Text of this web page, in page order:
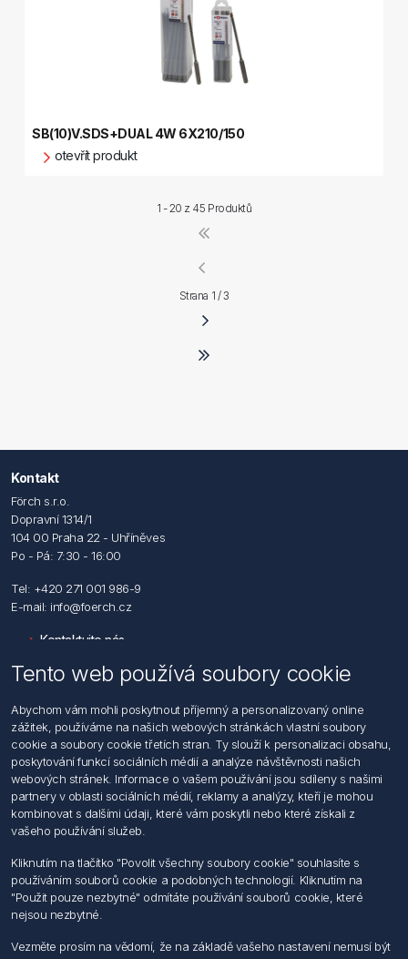
SB(10)V.SDS+DUAL 4W 6X210/150
otevřít produkt
1 - 20 z 45 Produktů
Strana 1 / 3
Kontakt
Förch s.r.o.
Dopravní 1314/1
104 00 Praha 22 - Uhříněves
Po - Pá: 7:30 - 16:00
Tel: +420 271 001 986-9
E-mail: info@foerch.cz
Kontaktujte nás
Hledat
Dodržování předpisů
Zásady zpracování osobních údajů fyzických osob
Podmínky zasílání elektronických dokumentu
Všeobecné dodací a obchodní podmínky
Informace o nakládaní s elektroodpadem
Můj účet
Můj účet
Objednávky
Adresy
Tento web používá soubory cookie
Abychom vám mohli poskytnout příjemný a personalizovaný online
zážitek, používáme na našich webových stránkách vlastní soubory
cookie a soubory cookie třetích stran. Ty slouží k personalizaci obsahu,
poskytování funkcí sociálních médií a analýze návštěvnosti našich
webových stránek. Informace o vašem používání jsou sdíleny s našimi
partnery v oblasti sociálních médií, reklamy a analýzy, kteří je mohou
kombinovat s dalšími údaji, které vám poskytli nebo které získali z
vašeho používání služeb.
Kliknutím na tlačítko "Povolit všechny soubory cookie" souhlasíte s
používáním souborů cookie a podobných technologií. Kliknutím na
"Použit pouze nezbytné" odmítáte používání souborů cookie, které
nejsou nezbytné.
Vezměte prosím na vědomí, že na základě vašeho nastavení nemusí být